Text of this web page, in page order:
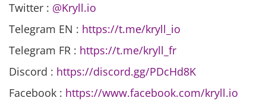
Twitter : @Kryll.io
Telegram EN : https://t.me/kryll_io
Telegram FR : https://t.me/kryll_fr
Discord : https://discord.gg/PDcHd8K
Facebook : https://www.facebook.com/kryll.io